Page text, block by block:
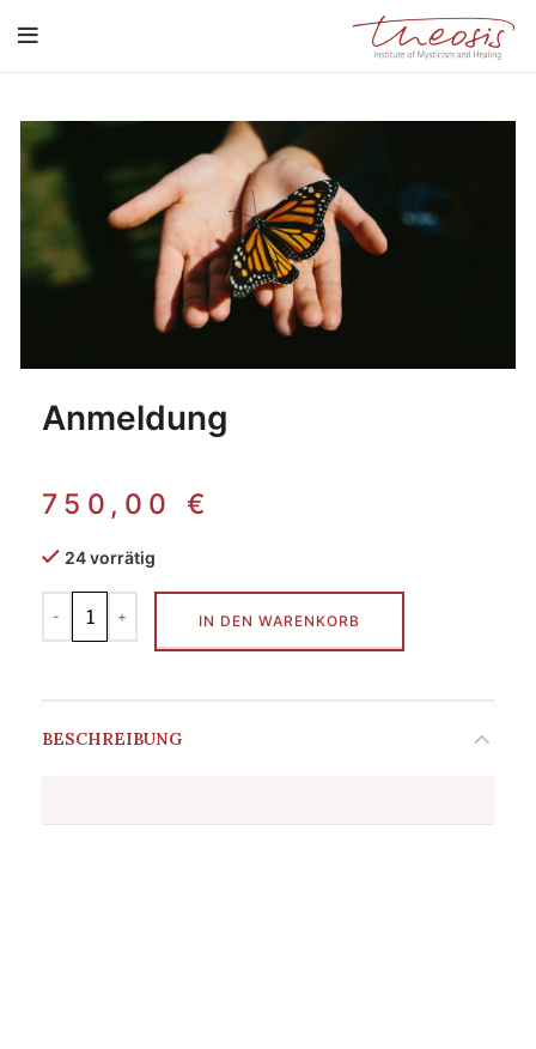
Anmeldung
750,00 €
24 vorrätig
IN DEN WARENKORB
BESCHREIBUNG